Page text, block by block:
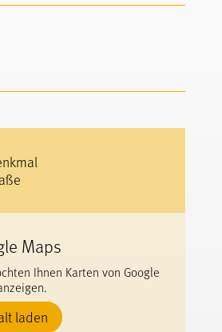
Maps
Ihnen Karten von Google
laden